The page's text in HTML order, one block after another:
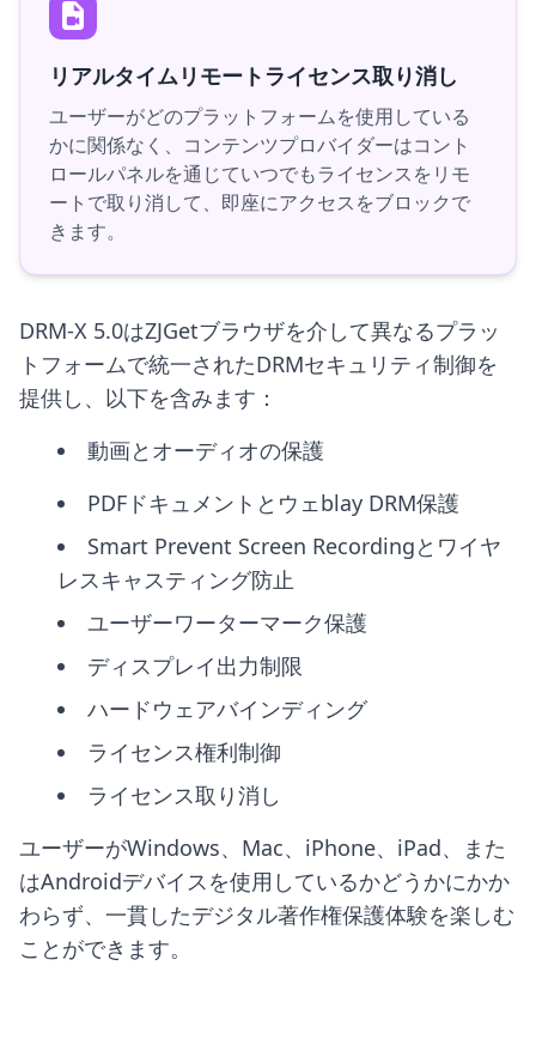
リアルタイムリモートライセンス取り消し
ユーザーがどのプラットフォームを使用している
かに関係なく、コンテンツプロバイダーはコント
ロールパネルを通じていつでもライセンスをリモ
ートで取り消して、即座にアクセスをブロックで
きます。
DRM-X 5.0はZJGetブラウザを介して異なるプラッ
トフォームで統一されたDRMセキュリティ制御を
提供し、以下を含みます：
動画とオーディオの保護
PDFドキュメントとウェblay DRM保護
Smart Prevent Screen Recordingとワイヤ
レスキャスティング防止
ユーザーワーターマーク保護
ディスプレイ出力制限
ハードウェアバインディング
ライセンス権利制御
ライセンス取り消し
ユーザーがWindows、Mac、iPhone、iPad、また
はAndroidデバイスを使用しているかどうかにかか
わらず、一貫したデジタル著作権保護体験を楽しむ
ことができます。